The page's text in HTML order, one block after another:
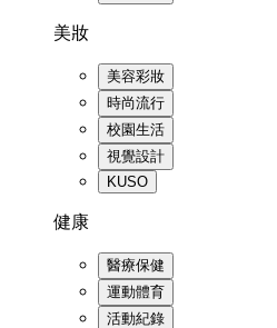
美妝
美容彩妝
時尚流行
校園生活
視覺設計
KUSO
健康
醫療保健
運動體育
活動紀錄